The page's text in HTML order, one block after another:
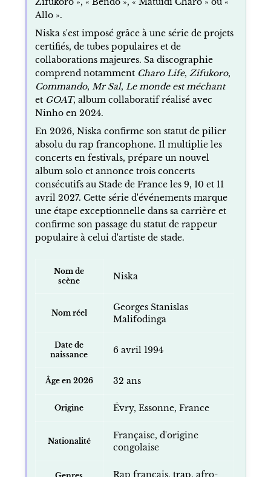
Allo ».
Niska s'est imposé grâce à une série de projets
certifiés, de tubes populaires et de
collaborations majeures. Sa discographie
comprend notamment Charo Life, Zifukoro,
Commando, Mr Sal, Le monde est méchant
et GOAT, album collaboratif réalisé avec
Ninho en 2024.
En 2026, Niska confirme son statut de pilier
absolu du rap francophone. Il multiplie les
concerts en festivals, prépare un nouvel
album solo et annonce trois concerts
consécutifs au Stade de France les 9, 10 et 11
avril 2027. Cette série d'événements marque
une étape exceptionnelle dans sa carrière et
confirme son passage du statut de rappeur
populaire à celui d'artiste de stade.
Nom de
scène
Niska
Nom réel
Georges Stanislas
Malifodinga
Date de
naissance
6 avril 1994
Âge en 2026 32 ans
Origine Évry, Essonne, France
Nationalité
Française, d'origine
congolaise
Rap français, trap, afro-